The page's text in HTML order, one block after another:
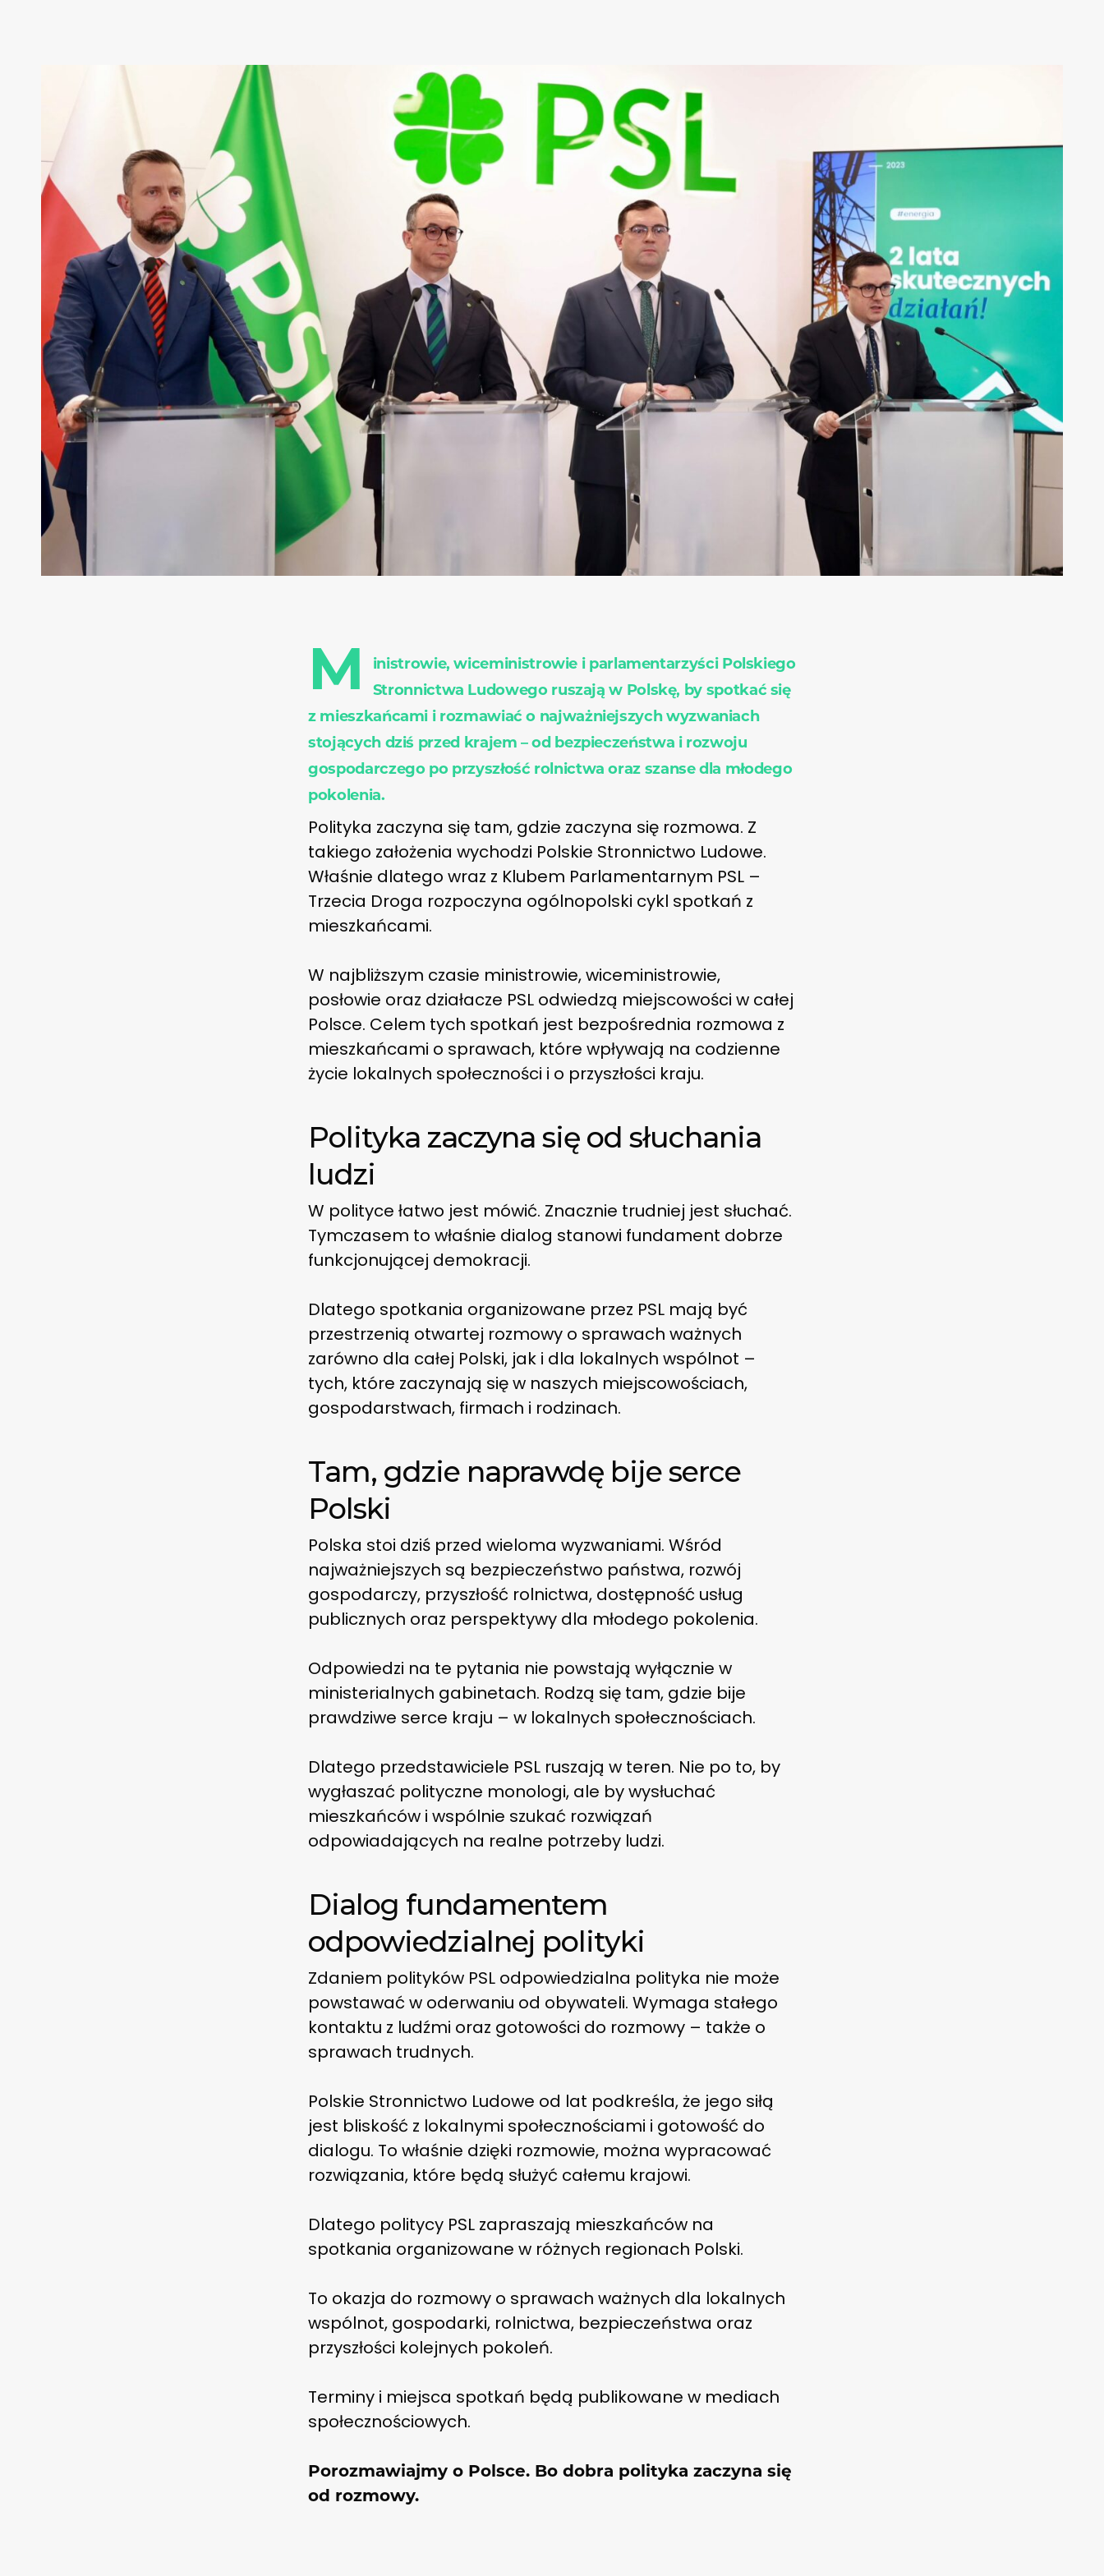
M
inistrowie, wiceministrowie i parlamentarzyści Polskiego
Stronnictwa Ludowego ruszają w Polskę, by spotkać się
z mieszkańcami i rozmawiać o najważniejszych wyzwaniach
stojących dziś przed krajem – od bezpieczeństwa i rozwoju
gospodarczego po przyszłość rolnictwa oraz szanse dla młodego
pokolenia.
Polityka zaczyna się tam, gdzie zaczyna się rozmowa. Z
takiego założenia wychodzi Polskie Stronnictwo Ludowe.
Właśnie dlatego wraz z Klubem Parlamentarnym PSL –
Trzecia Droga rozpoczyna ogólnopolski cykl spotkań z
mieszkańcami.
W najbliższym czasie ministrowie, wiceministrowie,
posłowie oraz działacze PSL odwiedzą miejscowości w całej
Polsce. Celem tych spotkań jest bezpośrednia rozmowa z
mieszkańcami o sprawach, które wpływają na codzienne
życie lokalnych społeczności i o przyszłości kraju.
Polityka zaczyna się od słuchania
ludzi
W polityce łatwo jest mówić. Znacznie trudniej jest słuchać.
Tymczasem to właśnie dialog stanowi fundament dobrze
funkcjonującej demokracji.
Dlatego spotkania organizowane przez PSL mają być
przestrzenią otwartej rozmowy o sprawach ważnych
zarówno dla całej Polski, jak i dla lokalnych wspólnot –
tych, które zaczynają się w naszych miejscowościach,
gospodarstwach, firmach i rodzinach.
Tam, gdzie naprawdę bije serce
Polski
Polska stoi dziś przed wieloma wyzwaniami. Wśród
najważniejszych są bezpieczeństwo państwa, rozwój
gospodarczy, przyszłość rolnictwa, dostępność usług
publicznych oraz perspektywy dla młodego pokolenia.
Odpowiedzi na te pytania nie powstają wyłącznie w
ministerialnych gabinetach. Rodzą się tam, gdzie bije
prawdziwe serce kraju – w lokalnych społecznościach.
Dlatego przedstawiciele PSL ruszają w teren. Nie po to, by
wygłaszać polityczne monologi, ale by wysłuchać
mieszkańców i wspólnie szukać rozwiązań
odpowiadających na realne potrzeby ludzi.
Dialog fundamentem
odpowiedzialnej polityki
Zdaniem polityków PSL odpowiedzialna polityka nie może
powstawać w oderwaniu od obywateli. Wymaga stałego
kontaktu z ludźmi oraz gotowości do rozmowy – także o
sprawach trudnych.
Polskie Stronnictwo Ludowe od lat podkreśla, że jego siłą
jest bliskość z lokalnymi społecznościami i gotowość do
dialogu. To właśnie dzięki rozmowie, można wypracować
rozwiązania, które będą służyć całemu krajowi.
Dlatego politycy PSL zapraszają mieszkańców na
spotkania organizowane w różnych regionach Polski.
To okazja do rozmowy o sprawach ważnych dla lokalnych
wspólnot, gospodarki, rolnictwa, bezpieczeństwa oraz
przyszłości kolejnych pokoleń.
Terminy i miejsca spotkań będą publikowane w mediach
społecznościowych.
Porozmawiajmy o Polsce. Bo dobra polityka zaczyna się
od rozmowy.